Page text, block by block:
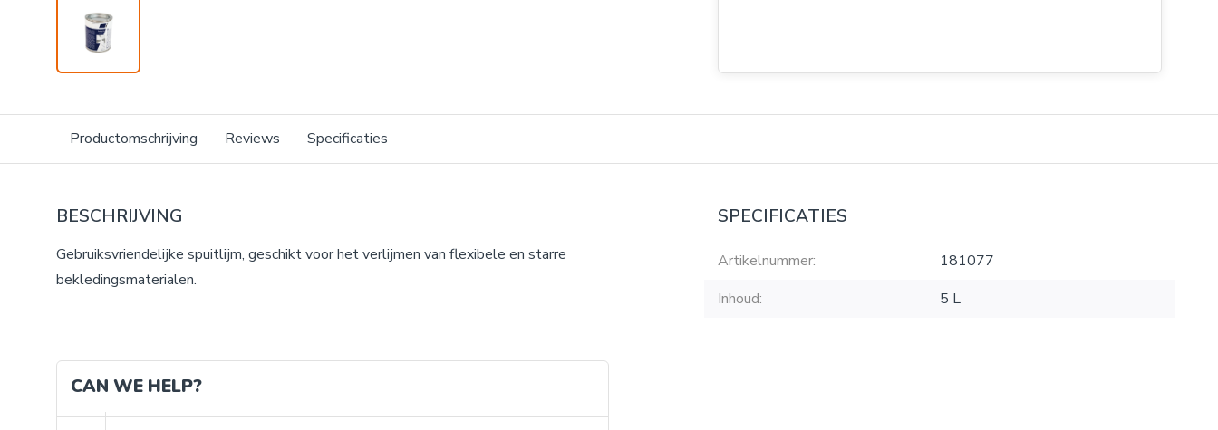
Productomschrijving Reviews Specificaties
BESCHRIJVING
Gebruiksvriendelijke spuitlijm, geschikt voor het verlijmen van flexibele en starre
bekledingsmaterialen.
CAN WE HELP?
SPECIFICATIES
Artikelnummer:
181077
Inhoud:
5 L